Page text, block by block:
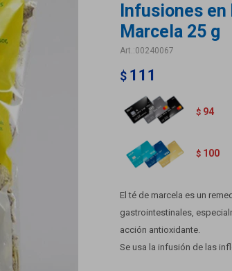
Infusiones
Marcela 25 g
00240067
$ 111
$ 94
$ 100
El té de marcela es un
gastrointestinales,
acción antioxidante.
Se usa la infusión de las